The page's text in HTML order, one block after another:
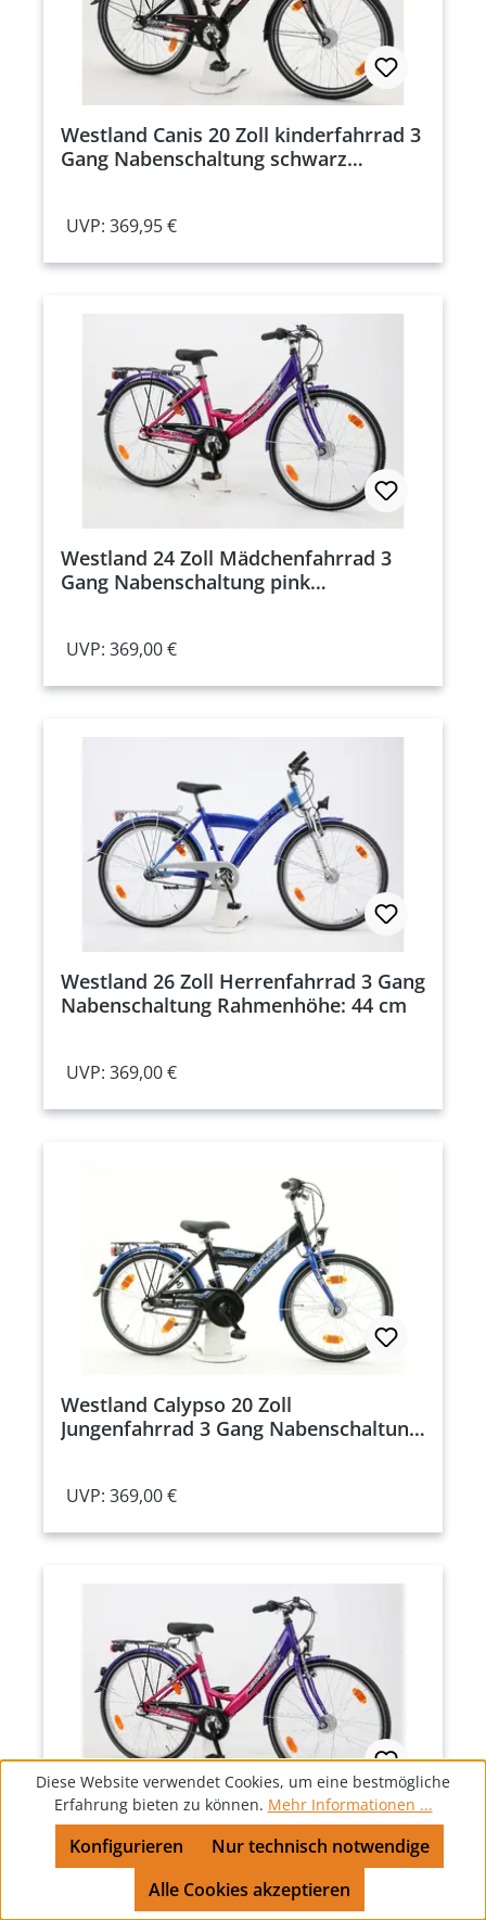
Westland Canis 20 Zoll kinderfahrrad 3
Gang Nabenschaltung schwarz
UVP: 369,95 €
Westland 24 Zoll Mädchenfahrrad 3
Gang Nabenschaltung pink
UVP: 369,00 €
Westland 26 Zoll Herrenfahrrad 3 Gang
Nabenschaltung Rahmenhöhe: 44 cm
UVP: 369,00 €
Westland Calypso 20 Zoll
Jungenfahrrad 3 Gang Nabenschaltung
UVP: 369,00 €
Westland 26 Zoll Damenfahrrad 3 Gang
Nabenschaltung pink Rahmenhöhe: 38
cm
Diese Website verwendet Cookies, um eine bestmögliche
Erfahrung bieten zu können. Mehr Informationen ...
Nur technisch notwendige
Konfigurieren
Alle Cookies akzeptieren